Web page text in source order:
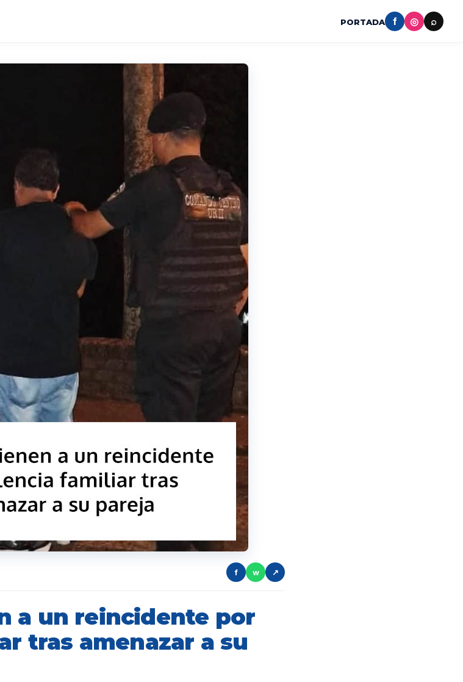
PORTADA f ◎ ⌕
f w ↗
a un reincidente por
tras amenazar a su